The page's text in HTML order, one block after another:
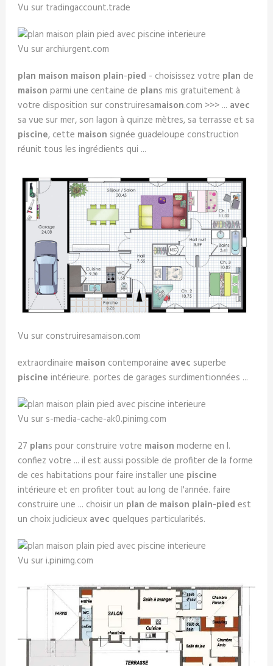
Vu sur tradingaccount.trade
Vu sur archiurgent.com
plan maison maison plain-pied - choisissez votre plan de
maison parmi une centaine de plans mis gratuitement à
votre disposition sur construiresamaison.com >>> ... avec
sa vue sur mer, son lagon à quinze mètres, sa terrasse et sa
piscine, cette maison signée guadeloupe construction
réunit tous les ingrédients qui ...
Vu sur construiresamaison.com
extraordinaire maison contemporaine avec superbe
piscine intérieure. portes de garages surdimentionnées ...
Vu sur s-media-cache-ak0.pinimg.com
27 plans pour construire votre maison moderne en l.
confiez votre ... il est aussi possible de profiter de la forme
de ces habitations pour faire installer une piscine
intérieure et en profiter tout au long de l'année. faire
construire une ... choisir un plan de maison plain-pied est
un choix judicieux avec quelques particularités.
Vu sur i.pinimg.com